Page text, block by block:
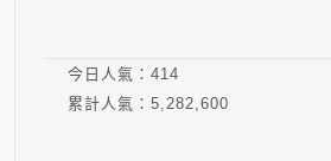
今日人氣： 414
累計人氣： 5,282,600